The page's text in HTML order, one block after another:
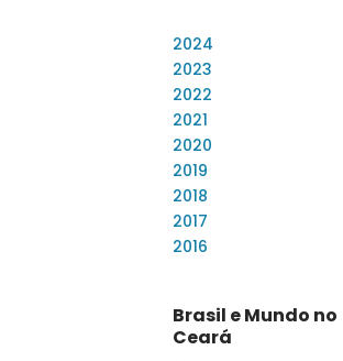
2024
2023
2022
2021
2020
2019
2018
2017
2016
Brasil e Mundo no
Ceará